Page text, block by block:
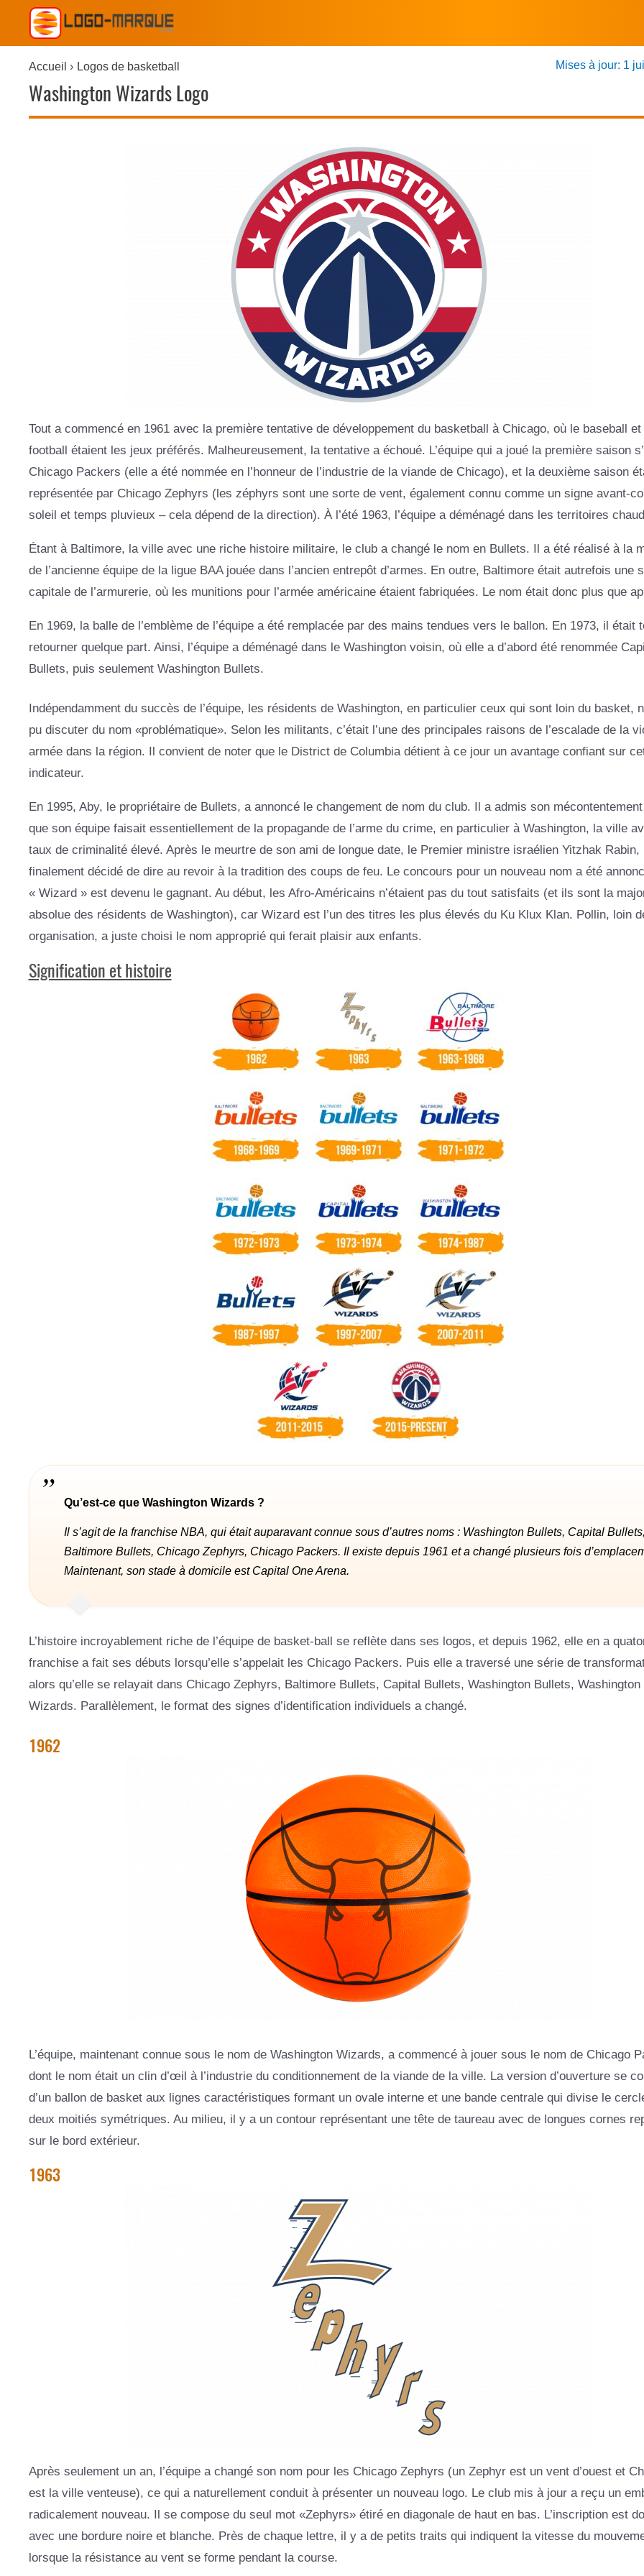
Accueil Logos de basketball
Washington Wizards Logo
Mises à jour: 1
Tout a commencé en 1961 avec la première tentative de développement du basketball à Chicago, où le baseball et
football étaient les jeux préférés. Malheureusement, la tentative a échoué. L’équipe qui a joué la première saison
Chicago Packers (elle a été nommée en l’honneur de l’industrie de la viande de Chicago), et la deuxième saison
représentée par Chicago Zephyrs (les zéphyrs sont une sorte de vent, également connu comme un signe avant-
soleil et temps pluvieux – cela dépend de la direction). À l’été 1963, l’équipe a déménagé dans les territoires
Étant à Baltimore, la ville avec une riche histoire militaire, le club a changé le nom en Bullets. Il a été réalisé à la
de l’ancienne équipe de la ligue BAA jouée dans l’ancien entrepôt d’armes. En outre, Baltimore était autrefois une
capitale de l’armurerie, où les munitions pour l’armée américaine étaient fabriquées. Le nom était donc plus que
En 1969, la balle de l’emblème de l’équipe a été remplacée par des mains tendues vers le ballon. En 1973, il était
retourner quelque part. Ainsi, l’équipe a déménagé dans le Washington voisin, où elle a d’abord été renommée
Bullets, puis seulement Washington Bullets.
Indépendamment du succès de l’équipe, les résidents de Washington, en particulier ceux qui sont loin du basket,
pu discuter du nom «problématique». Selon les militants, c’était l’une des principales raisons de l’escalade de la
armée dans la région. Il convient de noter que le District de Columbia détient à ce jour un avantage confiant sur
indicateur.
En 1995, Aby, le propriétaire de Bullets, a annoncé le changement de nom du club. Il a admis son
que son équipe faisait essentiellement de la propagande de l’arme du crime, en particulier à Washington, la ville
taux de criminalité élevé. Après le meurtre de son ami de longue date, le Premier ministre israélien Yitzhak Rabin,
finalement décidé de dire au revoir à la tradition des coups de feu. Le concours pour un nouveau nom a été
« Wizard » est devenu le gagnant. Au début, les Afro-Américains n’étaient pas du tout satisfaits (et ils sont la
absolue des résidents de Washington), car Wizard est l’un des titres les plus élevés du Ku Klux Klan. Pollin, loin
organisation, a juste choisi le nom approprié qui ferait plaisir aux enfants.
Signification et histoire
Qu’est-ce que Washington Wizards ?
Il s’agit de la franchise NBA, qui était auparavant connue sous d’autres noms : Washington Bullets, Capital Bullets,
Baltimore Bullets, Chicago Zephyrs, Chicago Packers. Il existe depuis 1961 et a changé plusieurs fois
Maintenant, son stade à domicile est Capital One Arena.
L’histoire incroyablement riche de l’équipe de basket-ball se reflète dans ses logos, et depuis 1962, elle en a
franchise a fait ses débuts lorsqu’elle s’appelait les Chicago Packers. Puis elle a traversé une série de
alors qu’elle se relayait dans Chicago Zephyrs, Baltimore Bullets, Capital Bullets, Washington Bullets, Washington
Wizards. Parallèlement, le format des signes d’identification individuels a changé.
1962
L’équipe, maintenant connue sous le nom de Washington Wizards, a commencé à jouer sous le nom de Chicago
dont le nom était un clin d’œil à l’industrie du conditionnement de la viande de la ville. La version d’ouverture se
d’un ballon de basket aux lignes caractéristiques formant un ovale interne et une bande centrale qui divise le
deux moitiés symétriques. Au milieu, il y a un contour représentant une tête de taureau avec de longues cornes
sur le bord extérieur.
1963
Après seulement un an, l’équipe a changé son nom pour les Chicago Zephyrs (un Zephyr est un vent d’ouest et
est la ville venteuse), ce qui a naturellement conduit à présenter un nouveau logo. Le club mis à jour a reçu un
radicalement nouveau. Il se compose du seul mot «Zephyrs» étiré en diagonale de haut en bas. L’inscription est
avec une bordure noire et blanche. Près de chaque lettre, il y a de petits traits qui indiquent la vitesse du
lorsque la résistance au vent se forme pendant la course.